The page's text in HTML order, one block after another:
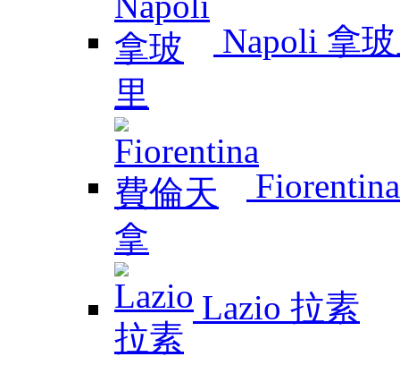
Napoli 拿
Lazio 拉素